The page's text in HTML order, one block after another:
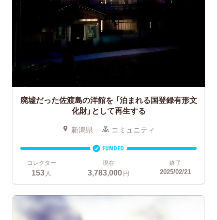
廃墟だった佐渡島の洋館を「泊まれる国登録有形文
化財」として再生する
新潟県 コミュニティ
FUNDED
コレクター
153 人
現在
3,783,000円
終了
2025/02/21